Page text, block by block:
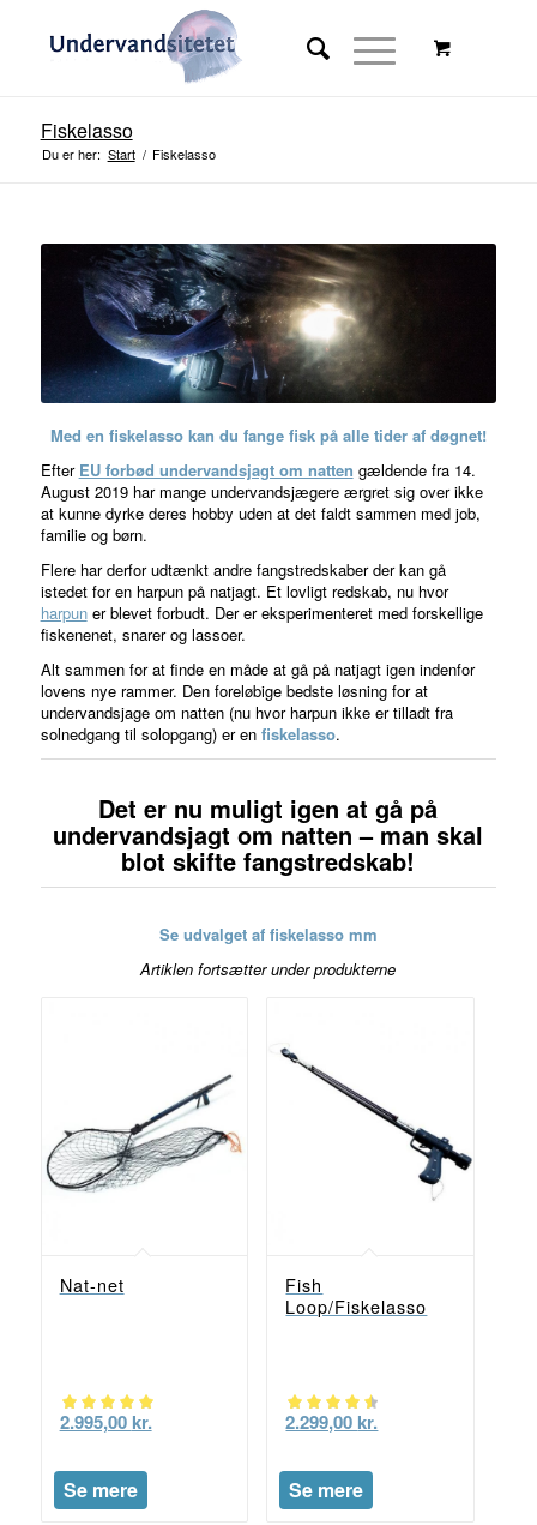
Fiskelasso
Du er her: Start / Fiskelasso
Med en fiskelasso kan du fange fisk på alle tider af døgnet!
Efter EU forbød undervandsjagt om natten gældende fra 14.
August 2019 har mange undervandsjægere ærgret sig over ikke
at kunne dyrke deres hobby uden at det faldt sammen med job,
familie og børn.
Flere har derfor udtænkt andre fangstredskaber der kan gå
istedet for en harpun på natjagt. Et lovligt redskab, nu hvor
harpuner blevet forbudt. Der er eksperimenteret med forskellige
fiskenenet, snarer og lassoer.
Alt sammen for at finde en måde at gå på natjagt igen indenfor
lovens nye rammer. Den foreløbige bedste løsning for at
undervandsjage om natten (nu hvor harpun ikke er tilladt fra
solnedgang til solopgang) er en fiskelasso.
Det er nu muligt igen at gå på
undervandsjagt om natten – man skal
blot skifte fangstredskab!
Se udvalget af fiskelasso mm
Artiklen fortsætter under produkterne
Nat-net
Vurderet
5.00
ud af 5
2.995,00 kr.
Se mere
Fish
Loop/Fiskelasso
Vurderet
4.50
ud af 5
2.299,00 kr.
Se mere
Stor rabat på online kursus
med rabatkode i resten af 2023
Se tilbud